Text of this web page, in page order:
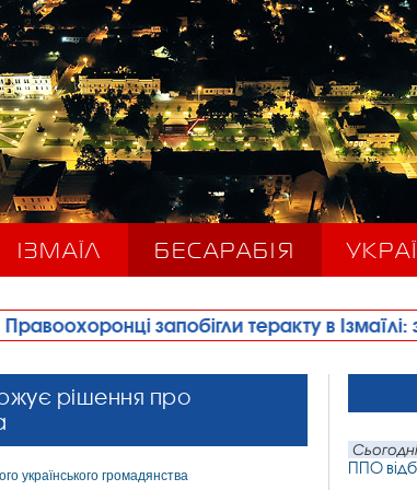
ІЗМАЇЛ БЕСАРАБІЯ
теракту в Ізмаїлі: затримано
рішення про
ППО